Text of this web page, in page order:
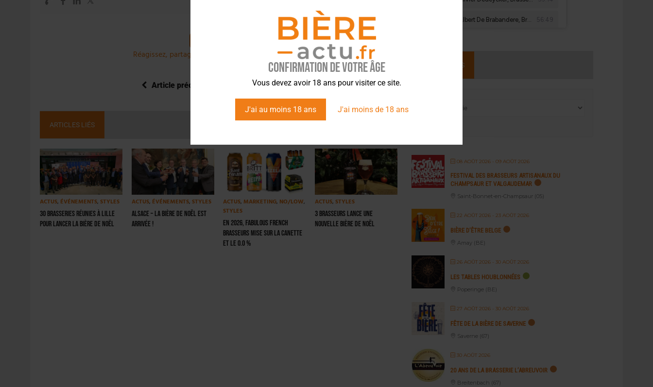
Confirmation de votre âge
Vous devez avoir 18 ans pour visiter ce site.
J'ai au moins 18 ans J'ai moins de 18 ans
Réagissez, partagez et commentez l’info brassicole.
Article précédent Article suivant
ARTICLES LIÉS
ACTUS, ÉVÉNEMENTS, STYLES
30 brasseries réunies à Lille
pour lancer la Bière de Noël
ACTUS, ÉVÉNEMENTS, STYLES
Alsace – La bière de Noël est
arrivée !
ACTUS, MARKETING, NO/LOW,
STYLES
En 2026, Fabulous French
Brasseurs mise sur la canette
et le 0.0 %
ACTUS, STYLES
3 Brasseurs lance une
nouvelle Bière de Noël
ÉVÉNEMENTS
08 AOÛT 2026 - 09 AOÛT 2026
FESTIVAL DES BRASSEURS ARTISANAUX DU
CHAMPSAUR ET VALGAUDEMAR
Saint-Bonnet-en-Champsaur (05)
22 AOÛT 2026 - 23 AOÛT 2026
BIÈRE D’ÊTRE BELGE
Amay (BE)
26 AOÛT 2026 - 30 AOÛT 2026
LES TABLES HOUBLONNÉES
Poperinge (BE)
27 AOÛT 2026 - 30 AOÛT 2026
FÊTE DE LA BIÈRE DE SAVERNE
Saverne (67)
30 AOÛT 2026
20 ANS DE LA BRASSERIE L’ABREUVOIR
Breitenbach (67)